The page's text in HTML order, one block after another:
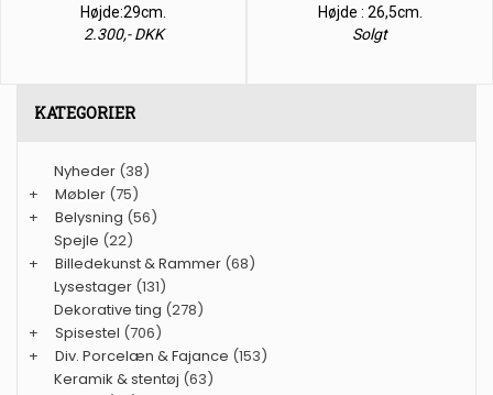
Højde:29cm.
2.300,- DKK
Højde : 26,5cm.
Solgt
KATEGORIER
Nyheder (38)
+
Møbler (75)
+
Belysning (56)
Spejle (22)
+
Billedekunst & Rammer (68)
Lysestager (131)
Dekorative ting (278)
+
Spisestel (706)
+
Div. Porcelæn & Fajance (153)
Keramik & stentøj (63)